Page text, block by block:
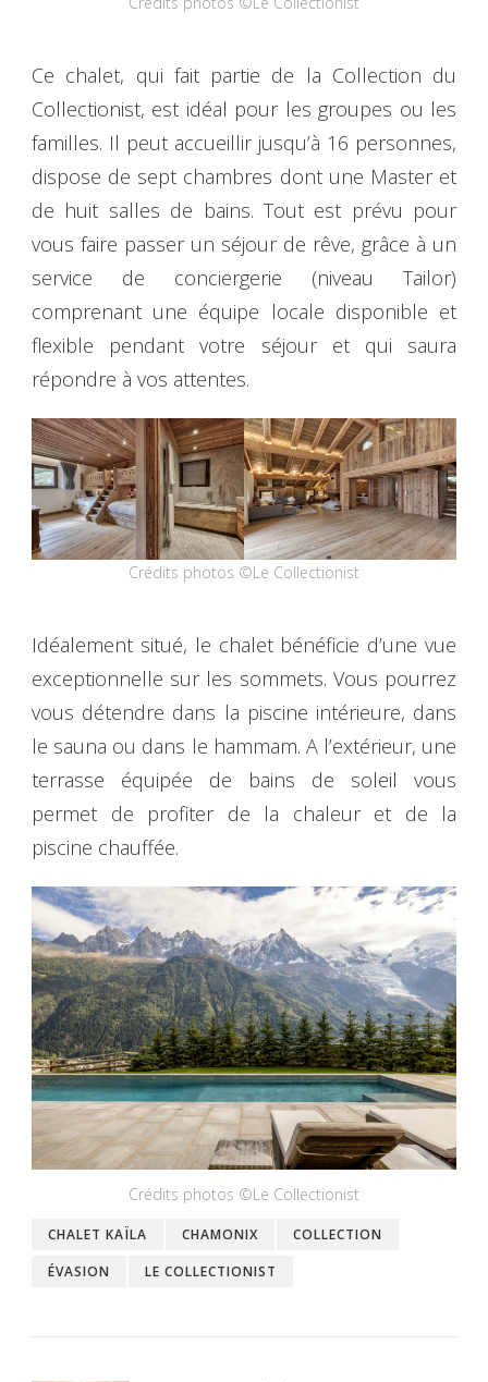
Ce chalet, qui fait partie de la Collection du
Collectionist, est idéal pour les groupes ou les
familles. Il peut accueillir jusqu’à 16 personnes,
dispose de sept chambres dont une Master et
de huit salles de bains. Tout est prévu pour
vous faire passer un séjour de rêve, grâce à un
service de conciergerie (niveau Tailor)
comprenant une équipe locale disponible et
flexible pendant votre séjour et qui saura
répondre à vos attentes.
Crédits photos ©Le Collectionist
Idéalement situé, le chalet bénéficie d’une vue
exceptionnelle sur les sommets. Vous pourrez
vous détendre dans la piscine intérieure, dans
le sauna ou dans le hammam. A l’extérieur, une
terrasse équipée de bains de soleil vous
permet de profiter de la chaleur et de la
piscine chauffée.
Crédits photos ©Le Collectionist
CHALET KAÏLA CHAMONIX
COLLECTION
ÉVASION
LE COLLECTIONIST